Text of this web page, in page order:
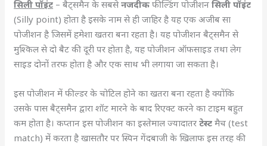
सिली पॉइंट – बैट्समैन के सबसेनजदीकफील्डिंग पोजीशनसिली पॉइंट
(Silly point) होता है इसके नाम से ही जाहिर है यह एक अजीब सा
पोजीशन है जिसमें हमेशा खतरा बना रहता है। यह पोजीशन बैट्समैन से
मुश्किल से दो बैट की दूरी पर होता है, यह पोजीशन ऑफसाइड तथा लेग
साइड दोनों तरफ होता है और एक साथ भी लगाया जा सकता है।
इस पोजीशन में फील्डर के चोटिल होने का खतरा बना रहता है क्योंकि
उसके पास बैट्समैन द्वारा शॉट मारने के बाद रिएक्ट करने का टाइम बहुत
कम होता है। कप्तान इस पोजीशन का इस्तेमाल ज्यादातरटेस्टमैच (test
match) में करता है खासतौर पर स्पिन गेंदबाजी के खिलाफ इस तरह की